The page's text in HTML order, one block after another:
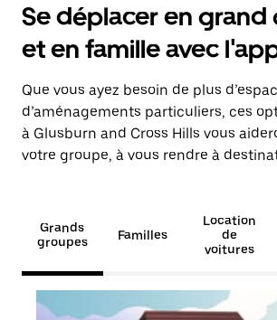
Se déplacer en
et en famille avec
Que vous ayez besoin de plus
d’aménagements particuliers, ces
à Glusburn and Cross Hills vous
votre groupe, à vous rendre à
Grands
groupes
Familles
Location
de
voitures